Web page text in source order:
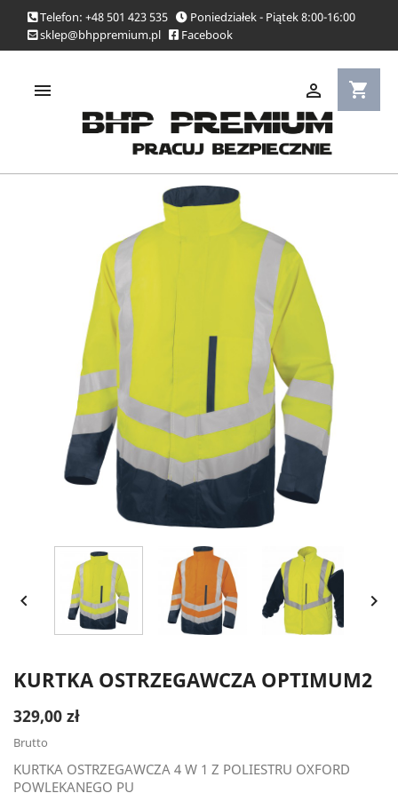
Telefon: +48 501 423 535
Poniedziałek - Piątek 8:00-16:00
sklep@bhppremium.pl
Facebook
 shopping_cart

 
KURTKA OSTRZEGAWCZA OPTIMUM2
329,00 zł
Brutto
KURTKA OSTRZEGAWCZA 4 W 1 Z POLIESTRU OXFORD
POWLEKANEGO PU